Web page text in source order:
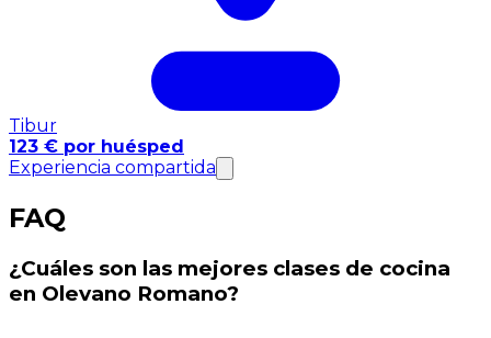
Tibur
123 € por huésped
Experiencia compartida
FAQ
¿Cuáles son las mejores clases de cocina
en Olevano Romano?